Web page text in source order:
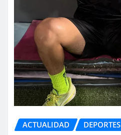
ACTUALIDAD DEPORTES